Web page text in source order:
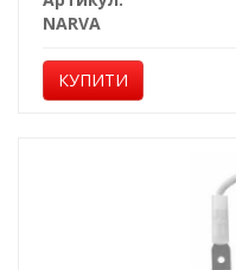
NARVA
КУПИТИ